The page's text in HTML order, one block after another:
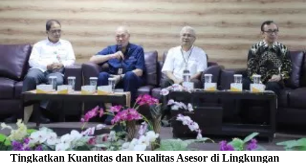
Tingkatkan Kuantitas dan Kualitas Asesor di Lingkungan